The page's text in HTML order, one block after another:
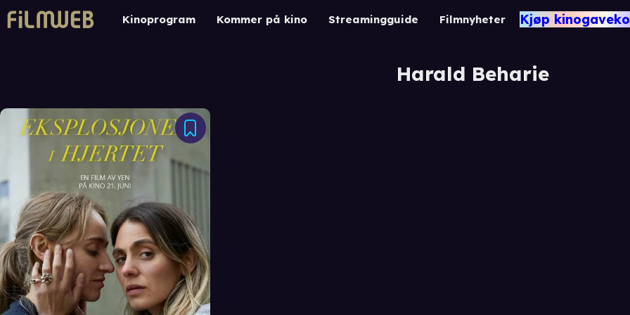
Kinoprogram Kommer på kino Streamingguide Filmnyheter Kjøp
Harald Beharie